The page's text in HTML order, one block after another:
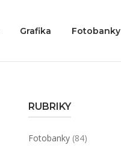
Grafika Fotobanky
RUBRIKY
Fotobanky(84)